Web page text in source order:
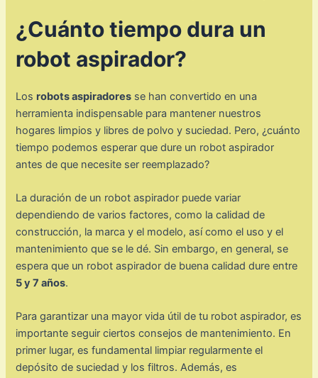
¿Cuánto tiempo dura un
robot aspirador?
Los robots aspiradores se han convertido en una
herramienta indispensable para mantener nuestros
hogares limpios y libres de polvo y suciedad. Pero, ¿cuánto
tiempo podemos esperar que dure un robot aspirador
antes de que necesite ser reemplazado?
La duración de un robot aspirador puede variar
dependiendo de varios factores, como la calidad de
construcción, la marca y el modelo, así como el uso y el
mantenimiento que se le dé. Sin embargo, en general, se
espera que un robot aspirador de buena calidad dure entre
5 y 7 años.
Para garantizar una mayor vida útil de tu robot aspirador, es
importante seguir ciertos consejos de mantenimiento. En
primer lugar, es fundamental limpiar regularmente el
depósito de suciedad y los filtros. Además, es